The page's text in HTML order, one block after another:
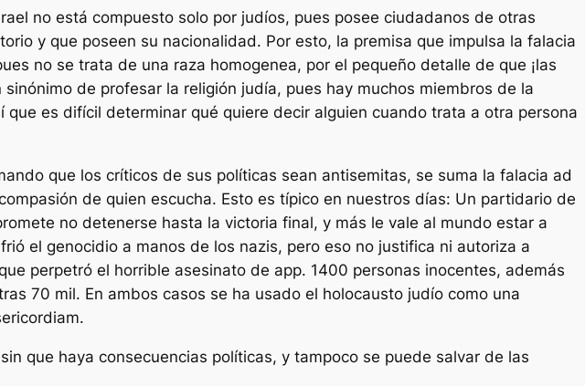
no está compuesto solo por judíos, pues posee ciudadanos de otras
y que poseen su nacionalidad. Por esto, la premisa que impulsa la falacia
no se trata de una raza homogenea, por el pequeño detalle de que ¡las
de profesar la religión judía, pues hay muchos miembros de la
es difícil determinar qué quiere decir alguien cuando trata a otra persona
que los críticos de sus políticas sean antisemitas, se suma la falacia ad
de quien escucha. Esto es típico en nuestros días: Un partidario de
no detenerse hasta la victoria final, y más le vale al mundo estar a
el genocidio a manos de los nazis, pero eso no justifica ni autoriza a
perpetró el horrible asesinato de app. 1400 personas inocentes, además
70 mil. En ambos casos se ha usado el holocausto judío como una
que haya consecuencias políticas, y tampoco se puede salvar de las